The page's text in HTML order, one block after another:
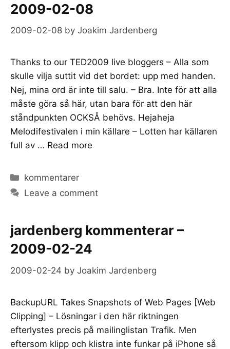
2009-02-08
2009-02-08 by Joakim Jardenberg
Thanks to our TED2009 live bloggers – Alla som
skulle vilja suttit vid det bordet: upp med handen.
Nej, mina ord är inte till salu. – Bra. Inte för att alla
måste göra så här, utan bara för att den här
ståndpunkten OCKSÅ behövs. Hejaheja
Melodifestivalen i min källare – Lotten har källaren
full av … Read more
Categories
kommentarer
Leave a comment
jardenberg kommenterar –
2009-02-24
2009-02-24 by Joakim Jardenberg
BackupURL Takes Snapshots of Web Pages [Web
Clipping] – Lösningar i den här riktningen
efterlystes precis på mailinglistan Trafik. Men
eftersom klipp och klistra inte funkar på iPhone så